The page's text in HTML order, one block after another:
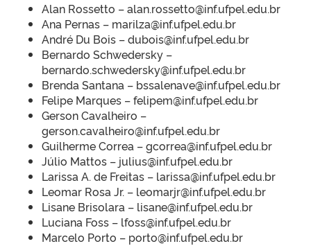
Alan Rossetto – alan.rossetto@inf.ufpel.edu.br
Ana Pernas – marilza@inf.ufpel.edu.br
André Du Bois – dubois@inf.ufpel.edu.br
Bernardo Schwedersky –
bernardo.schwedersky@inf.ufpel.edu.br
Brenda Santana – bssalenave@inf.ufpel.edu.br
Felipe Marques – felipem@inf.ufpel.edu.br
Gerson Cavalheiro –
gerson.cavalheiro@inf.ufpel.edu.br
Guilherme Correa – gcorrea@inf.ufpel.edu.br
Júlio Mattos – julius@inf.ufpel.edu.br
Larissa A. de Freitas – larissa@inf.ufpel.edu.br
Leomar Rosa Jr. – leomarjr@inf.ufpel.edu.br
Lisane Brisolara – lisane@inf.ufpel.edu.br
Luciana Foss – lfoss@inf.ufpel.edu.br
Marcelo Porto – porto@inf.ufpel.edu.br